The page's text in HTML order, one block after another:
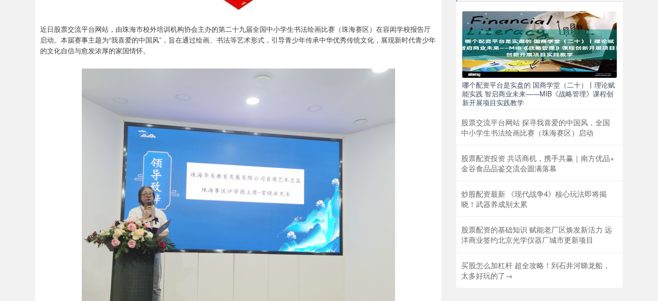
近日股票交流平台网站，由珠海市校外培训机构协会主办的第二十九届全国中小学生书法绘画比赛（珠海赛区）在容闳学校报告厅
启动。本届赛事主题为“我喜爱的中国风”，旨在通过绘画、书法等艺术形式，引导青少年传承中华优秀传统文化，展现新时代青少年
的文化自信与愈发浓厚的家国情怀。
哪个配资平台是实盘的 国商学堂（二十）丨理论赋
能实践 智启商业未来——MIB《战略管理》课程创
新开展项目实践教学
股票交流平台网站 探寻我喜爱的中国风，全国
中小学生书法绘画比赛（珠海赛区）启动
股票配资投资 共话商机，携手共赢｜南方优品×
金谷食品品鉴交流会圆满落幕
炒股配资最新 《现代战争4》核心玩法即将揭
晓！武器养成别太累
股票配资的基础知识 赋能老厂区焕发新活力 远
洋商业签约北京光学仪器厂城市更新项目
买股怎么加杠杆 超全攻略！到石井河睇龙船，
太多好玩的了→